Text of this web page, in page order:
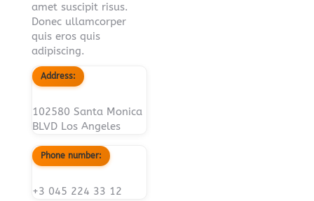
amet suscipit risus.
Donec ullamcorper
quis eros quis
adipiscing.
Address:
102580 Santa Monica
BLVD Los Angeles
Phone number:
+3 045 224 33 12